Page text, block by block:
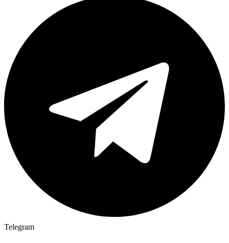
Telegram